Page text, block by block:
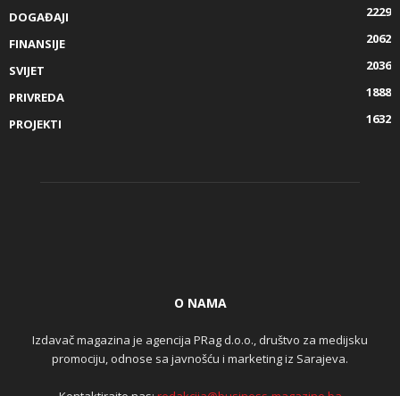
DOGAĐAJI
2229
FINANSIJE
2062
SVIJET
2036
PRIVREDA
1888
PROJEKTI
1632
O NAMA
Izdavač magazina je agencija PRag d.o.o., društvo za medijsku
promociju, odnose sa javnošću i marketing iz Sarajeva.